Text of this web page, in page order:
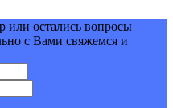
остались вопросы
с Вами свяжемся и